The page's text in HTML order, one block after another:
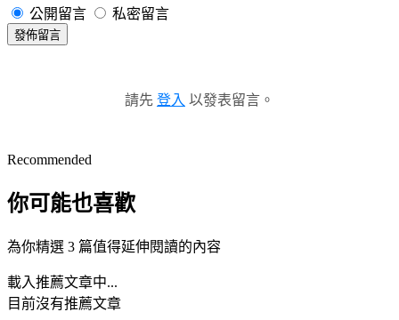
公開留言 私密留言
發佈留言
請先 登入 以發表留言。
Recommended
你可能也喜歡
為你精選 3 篇值得延伸閱讀的內容
載入推薦文章中...
目前沒有推薦文章